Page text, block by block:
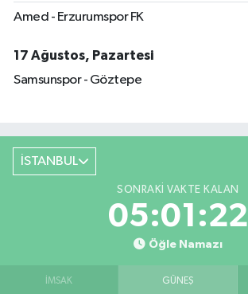
Amed - Erzurumspor FK
17 Ağustos, Pazartesi
Samsunspor - Göztepe
İSTANBUL
SONRAKI VAKTE KALAN
05:01:22
Öğle Namazı
İMSAK GÜNEŞ